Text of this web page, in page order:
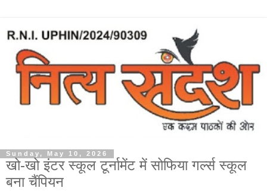
Sunday, May 10, 2026
खो-खो इंटर स्कूल टूर्नामेंट में सोफिया गर्ल्स स्कूल
बना चैंपियन